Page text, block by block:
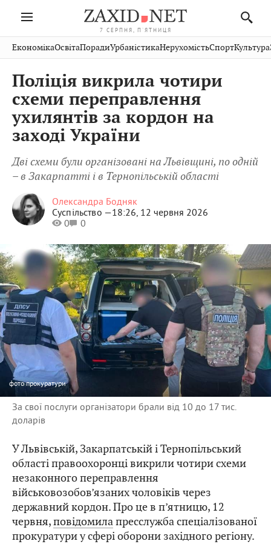
7 СЕРПНЯ, П'ЯТНИЦЯ
Івано-
Франківськ
Тернопіль
Волинь
Закарпаття
Рівне
Шептицький
Стрий
Хмельницький
Вінниця
Публікації
Авто СловкоКультура
Кіно Дім СпортКраєзнавство
ФотоОсвітаНерухомість
тварини
ЕкономікаОсвітаПорадиУрбаністикаНерухомістьСпортКультура
Поліція викрила чотири
схеми переправлення
ухилянтів за кордон на
заході України
Дві схеми були організовані на Львівщині, по одній
– в Закарпатті і в Тернопільській області
Олександра Бодняк
Суспільство —18:26, 12 червня 2026
0
0
фотопрокуратури
За свої послуги організатори брали від 10 до 17 тис.
доларів
У Львівській, Закарпатській і Тернопільський
області правоохоронці викрили чотири схеми
незаконного переправлення
військовозобов’язаних чоловіків через
державний кордон. Про це в п’ятницю, 12
червня,повідомилапресслужба спеціалізованої
прокуратури у сфері оборони західного регіону.